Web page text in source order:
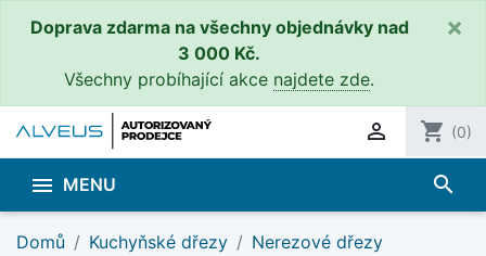
Doprava zdarma na všechny objednávky nad
3 000 Kč.
Všechny probíhající akce najdete zde.
×
 shopping_cart (0)
 MENU search
Domů Kuchyňské dřezy
Nerezové dřezy